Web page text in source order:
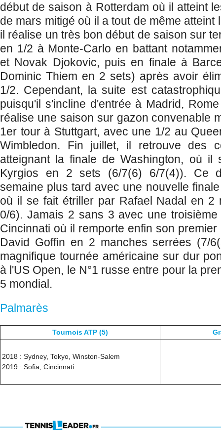
début de saison à Rotterdam où il atteint
de mars mitigé où il a tout de même atteint
il réalise un très bon début de saison sur
en 1/2 à Monte-Carlo en battant
et Novak Djokovic, puis en finale à
Dominic Thiem en 2 sets) après avoir
1/2. Cependant, la suite est
puisqu'il s'incline d'entrée à Madrid,
réalise une saison sur gazon convenable
1er tour à Stuttgart, avec une 1/2 au
Wimbledon. Fin juillet, il retrouve des
atteignant la finale de Washington, où il
Kyrgios en 2 sets (6/7(6) 6/7(4)). Ce
semaine plus tard avec une nouvelle
où il se fait étriller par Rafael Nadal en 2
0/6). Jamais 2 sans 3 avec une
Cincinnati où il remporte enfin son
David Goffin en 2 manches serrées (7/
magnifique tournée américaine sur dur
à l'US Open, le N°1 russe entre pour la
5 mondial.
Palmarès
Tournois ATP (5)
2018 : Sydney, Tokyo, Winston-Salem
2019 : Sofia, Cincinnati